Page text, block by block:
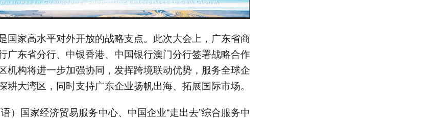
国家高水平对外开放的战略支点。此次大会上，广东省商
广东省分行、中银香港、中国银行澳门分行签署战略合作
机构将进一步加强协同，发挥跨境联动优势，服务全球企
耕大湾区，同时支持广东企业扬帆出海、拓展国际市场。
）国家经济贸易服务中心、中国企业“走出去”综合服务中